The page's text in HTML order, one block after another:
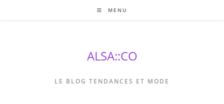
MENU
ALSA::CO
LE BLOG TENDANCES ET MODE